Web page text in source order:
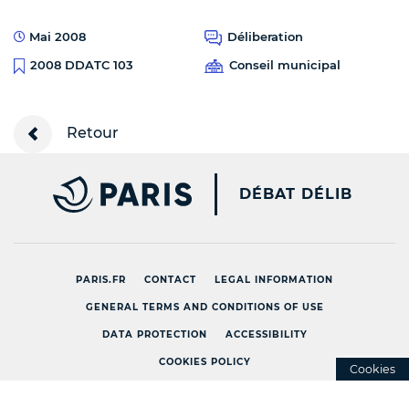
Mai 2008
Déliberation
2008 DDATC 103
Conseil municipal
Retour
PARIS.FR [NEW
DÉBAT DÉLIB
PARIS.FR CONTACT LEGAL INFORMATION
GENERAL TERMS AND CONDITIONS OF USE
DATA PROTECTION ACCESSIBILITY
COOKIES POLICY